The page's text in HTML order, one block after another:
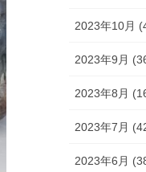
2023年10月
2023年9月
2023年8月
2023年7月
2023年6月